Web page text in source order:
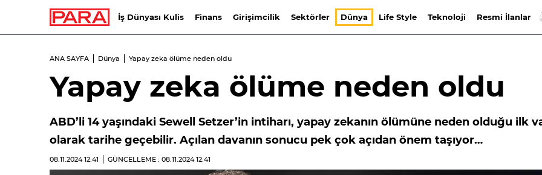
İş Dünyası Kulis Finans Girişimcilik Sektörler Dünya Life Style Teknoloji Resmi İlanlar
ANA SAYFA Dünya Yapay zeka ölüme neden oldu
Yapay zeka ölüme neden oldu
ABD’li 14 yaşındaki Sewell Setzer’in intiharı, yapay zekanın ölümüne neden olduğu ilk
olarak tarihe geçebilir. Açılan davanın sonucu pek çok açıdan önem taşıyor…
08.11.202412:41 GÜNCELLEME : 08.11.202412:41